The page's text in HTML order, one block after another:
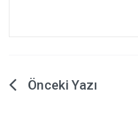
Yazı